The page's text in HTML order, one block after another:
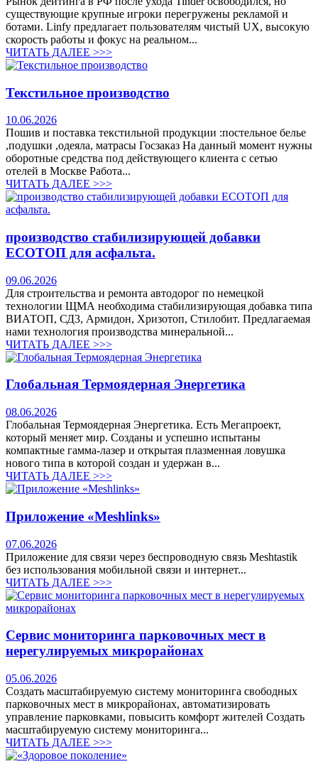
существующие крупные игроки перегружены рекламой и
ботами. Linfy предлагает пользователям чистый UX, высокую
скорость работы и фокус на реальном...
ЧИТАТЬ ДАЛЕЕ >>>
Текстильное производство
10.06.2026
Пошив и поставка текстильной продукции :постельное белье
,подушки ,одеяла, матрасы Госзаказ На данный момент нужны
оборотные средства под действующего клиента с сетью
отелей в Москве Работа...
ЧИТАТЬ ДАЛЕЕ >>>
производство стабилизирующей добавки
ЕСОТОП для асфальта.
09.06.2026
Для строительства и ремонта автодорог по немецкой
технологии ЩМА необходима стабилизирующая добавка типа
ВИАТОП, СД3, Армидон, Хризотоп, Стилобит. Предлагаемая
нами технология производства минеральной...
ЧИТАТЬ ДАЛЕЕ >>>
Глобальная Термоядерная Энергетика
08.06.2026
Глобальная Термоядерная Энергетика. Есть Мегапроект,
который меняет мир. Созданы и успешно испытаны
компактные гамма-лазер и открытая плазменная ловушка
нового типа в которой создан и удержан в...
ЧИТАТЬ ДАЛЕЕ >>>
Приложение «Meshlinks»
07.06.2026
Приложение для связи через беспроводную связь Meshtastik
без использования мобильной связи и интернет...
ЧИТАТЬ ДАЛЕЕ >>>
Сервис мониторинга парковочных мест в
нерегулируемых микрорайонах
05.06.2026
Создать масштабируемую систему мониторинга свободных
парковочных мест в микрорайонах, автоматизировать
управление парковками, повысить комфорт жителей Создать
масштабируемую систему мониторинга...
ЧИТАТЬ ДАЛЕЕ >>>